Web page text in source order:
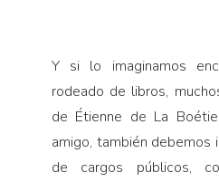
Y si lo imaginamos
rodeado de libros,
de Étienne de La
amigo, también debemos
de cargos públicos,